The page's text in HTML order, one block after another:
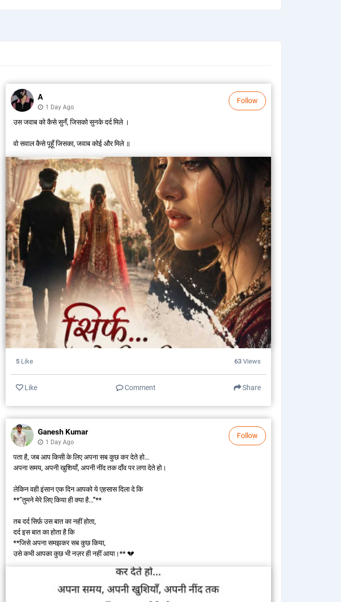
Follow
A
1 Day Ago
उस जवाब को कैसे सुनँ, जिसको सुनके दर्द मिले ।
वो सवाल कैसे पूहूँ जिसका, जवाब कोई और मिले ॥
5 Like 63Views
Like Comment Share
Follow
Ganesh Kumar
1 Day Ago
पता है, जब आप किसी के लिए अपना सब कुछ कर देते हो…
अपना समय, अपनी खुशियाँ, अपनी नींद तक दाँव पर लगा देते हो।
लेकिन वही इंसान एक दिन आपको ये एहसास दिला दे कि
**“तुमने मेरे लिए किया ही क्या है…”**
तब दर्द सिर्फ़ उस बात का नहीं होता,
दर्द इस बात का होता है कि
**जिसे अपना समझकर सब कुछ किया,
उसे कभी आपका कुछ भी नज़र ही नहीं आया।** 💔